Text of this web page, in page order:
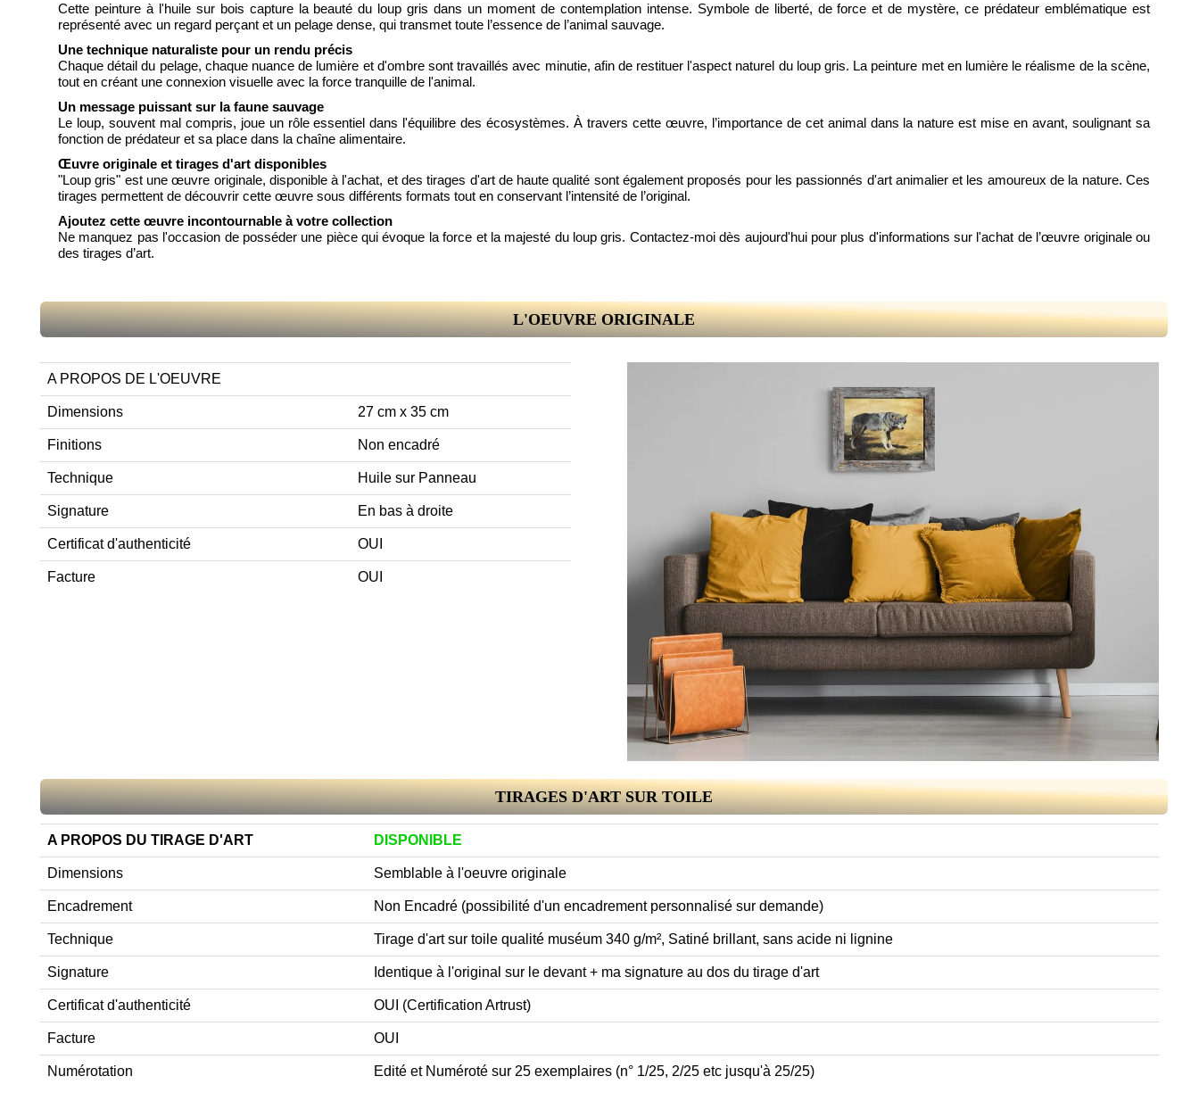
Cette peinture à l'huile sur bois capture la beauté du loup gris dans un moment de contemplation intense. Symbole de liberté, de force et de mystère, ce prédateur emblématique est
représenté avec un regard perçant et un pelage dense, qui transmet toute l’essence de l’animal sauvage.
Une technique naturaliste pour un rendu précis
Chaque détail du pelage, chaque nuance de lumière et d'ombre sont travaillés avec minutie, afin de restituer l'aspect naturel du loup gris. La peinture met en lumière le réalisme de la scène,
tout en créant une connexion visuelle avec la force tranquille de l'animal.
Un message puissant sur la faune sauvage
Le loup, souvent mal compris, joue un rôle essentiel dans l'équilibre des écosystèmes. À travers cette œuvre, l’importance de cet animal dans la nature est mise en avant, soulignant sa
fonction de prédateur et sa place dans la chaîne alimentaire.
Œuvre originale et tirages d'art disponibles
"Loup gris" est une œuvre originale, disponible à l'achat, et des tirages d'art de haute qualité sont également proposés pour les passionnés d'art animalier et les amoureux de la nature. Ces
tirages permettent de découvrir cette œuvre sous différents formats tout en conservant l’intensité de l’original.
Ajoutez cette œuvre incontournable à votre collection
Ne manquez pas l'occasion de posséder une pièce qui évoque la force et la majesté du loup gris. Contactez-moi dès aujourd'hui pour plus d'informations sur l'achat de l’œuvre originale ou
des tirages d’art.
L'OEUVRE ORIGINALE
A PROPOS DE L'OEUVRE
Dimensions 27 cm x 35 cm
Finitions Non encadré
Technique Huile sur Panneau
Signature En bas à droite
Certificat d'authenticité OUI
Facture OUI
TIRAGES D'ART SUR TOILE
A PROPOS DU TIRAGE D'ART DISPONIBLE
Dimensions Semblable à l'oeuvre originale
Encadrement Non Encadré (possibilité d'un encadrement personnalisé sur demande)
Technique Tirage d'art sur toile qualité muséum 340 g/m², Satiné brillant, sans acide ni lignine
Signature Identique à l'original sur le devant + ma signature au dos du tirage d'art
Certificat d'authenticité OUI (Certification Artrust)
Facture OUI
Numérotation Edité et Numéroté sur 25 exemplaires (n° 1/25, 2/25 etc jusqu'à 25/25)